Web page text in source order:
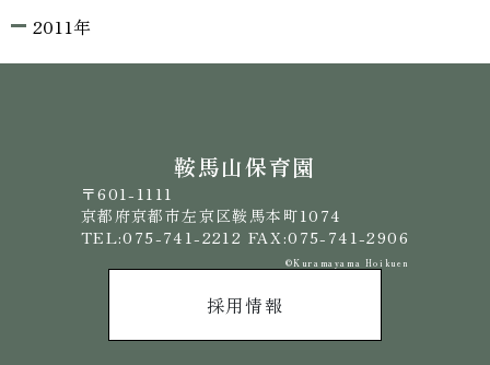
2011年
鞍馬山保育園
〒601-1111
京都府京都市左京区鞍馬本町1074
TEL:075-741-2212 FAX:075-741-2906
©️Kuramayama Hoikuen
採用情報